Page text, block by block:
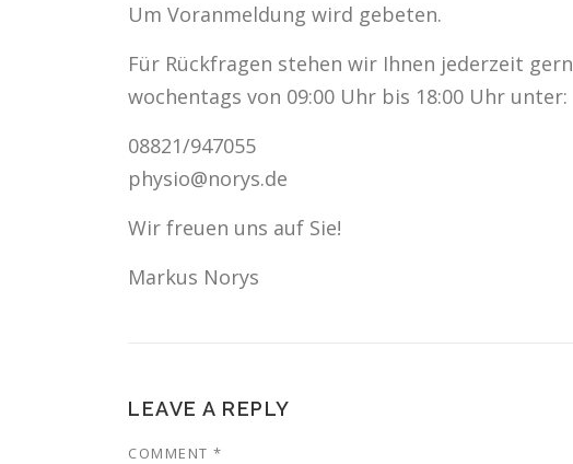
Um Voranmeldung wird gebeten.
Für Rückfragen stehen wir Ihnen jederzeit
wochentags von 09:00 Uhr bis 18:00 Uhr unter:
08821/947055
physio@norys.de
Wir freuen uns auf Sie!
Markus Norys
LEAVE A REPLY
COMMENT *